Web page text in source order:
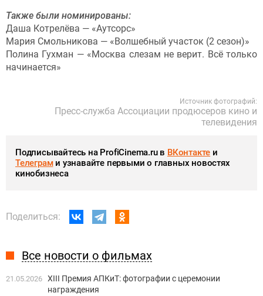
Также были номинированы:
Даша Котрелёва — «Аутсорс»
Мария Смольникова — «Волшебный участок (2 сезон)»
Полина Гухман — «Москва слезам не верит. Всё только
начинается»
Источник фотографий:
Пресс-служба Ассоциации продюсеров кино и
телевидения
Подписывайтесь на ProfiCinema.ru в ВКонтакте и
Телеграми узнавайте первыми о главных новостях
кинобизнеса
Поделиться:
Все новости о фильмах
21.05.2026 XIII Премия АПКиТ: фотографии с церемонии
награждения